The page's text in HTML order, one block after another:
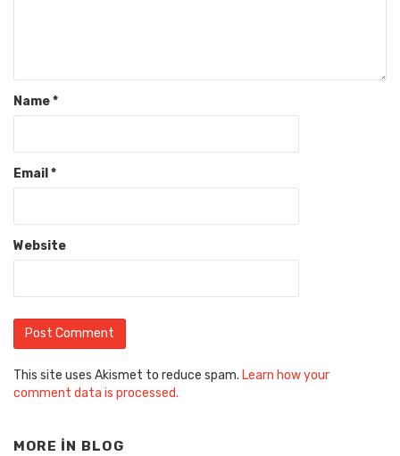
Name*
Email *
Website
This site uses Akismet to reduce spam. Learn how your
comment data is processed.
MORE IN BLOG